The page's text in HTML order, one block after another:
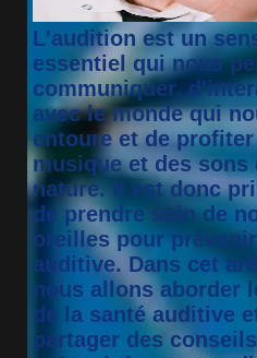
L'audition est un
essentiel qui nous
communiquer,
avec le monde qui
entoure et de
musique et des sons
nature. Il est donc
de prendre soin de
oreilles pour
auditive. Dans cet
nous allons aborder
de la santé auditive
partager des